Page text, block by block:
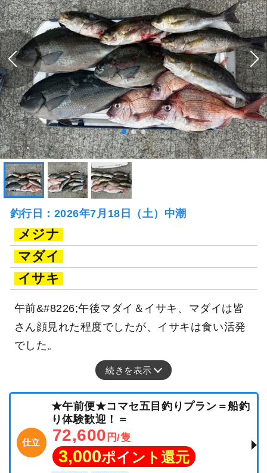
釣行日：2026年7月18日（土）中潮
メジナ
マダイ
イサキ
午前&#8226;午後マダイ＆イサキ、マダイは皆
さん顔見れた程度でしたが、イサキは食い活発
でした。
続きを表示
仕立
★午前便★コマセ五目釣りプラン＝船釣
り体験歓迎！＝
72,600 円/隻
3,000ポイント還元